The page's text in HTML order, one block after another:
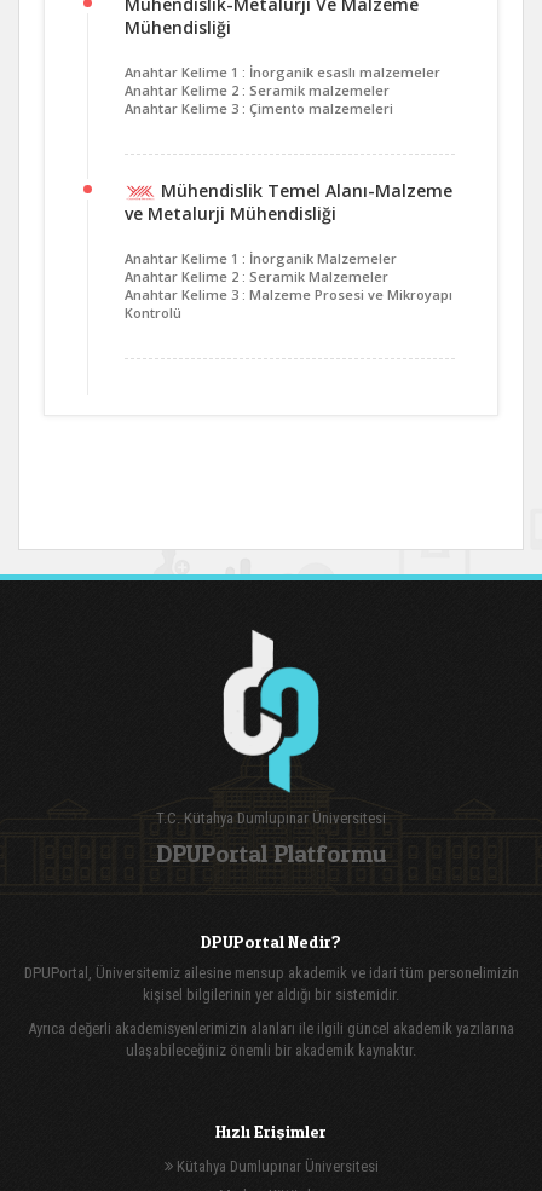
Mühendisliği
Anahtar Kelime 1 : İnorganik esaslı malzemeler
Anahtar Kelime 2 : Seramik malzemeler
Anahtar Kelime 3 : Çimento malzemeleri
Mühendislik Temel Alanı-Malzeme
ve Metalurji Mühendisliği
Anahtar Kelime 1 : İnorganik Malzemeler
Anahtar Kelime 2 : Seramik Malzemeler
Anahtar Kelime 3 : Malzeme Prosesi ve Mikroyapı
Kontrolü
T.C. Kütahya Dumlupınar Üniversitesi
DPUPortal Platformu
DPUPortal Nedir?
DPUPortal, Üniversitemiz ailesine mensup akademik ve idari tüm personelimizin
kişisel bilgilerinin yer aldığı bir sistemidir.
Ayrıca değerli akademisyenlerimizin alanları ile ilgili güncel akademik yazılarına
ulaşabileceğiniz önemli bir akademik kaynaktır.
Hızlı Erişimler
Kütahya Dumlupınar Üniversitesi